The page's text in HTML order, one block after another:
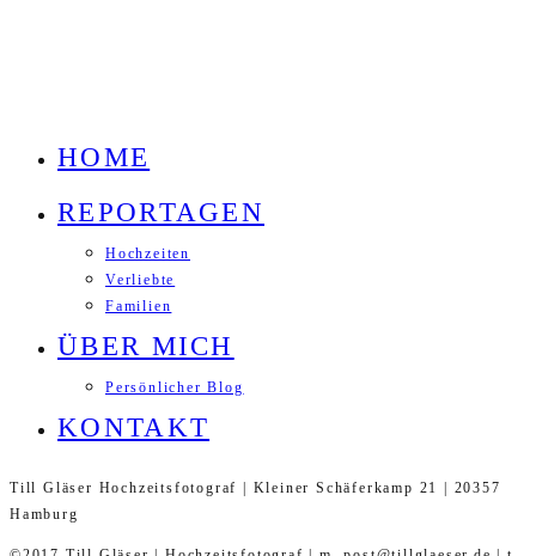
HOME
REPORTAGEN
Hochzeiten
Verliebte
Familien
ÜBER MICH
Persönlicher Blog
KONTAKT
Till Gläser Hochzeitsfotograf | Kleiner Schäferkamp 21 | 20357
Hamburg